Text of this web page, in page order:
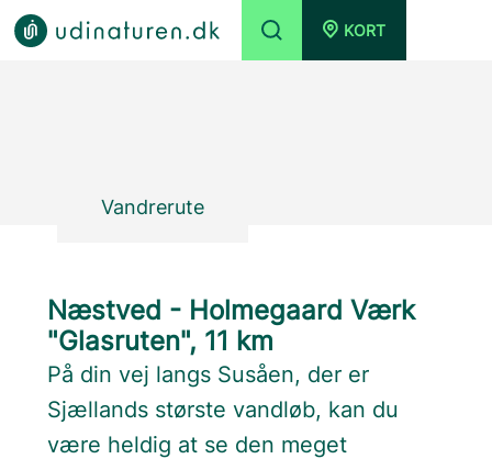
KORT
Vandrerute
Næstved - Holmegaard Værk
"Glasruten", 11 km
På din vej langs Susåen, der er
Sjællands største vandløb, kan du
være heldig at se den meget